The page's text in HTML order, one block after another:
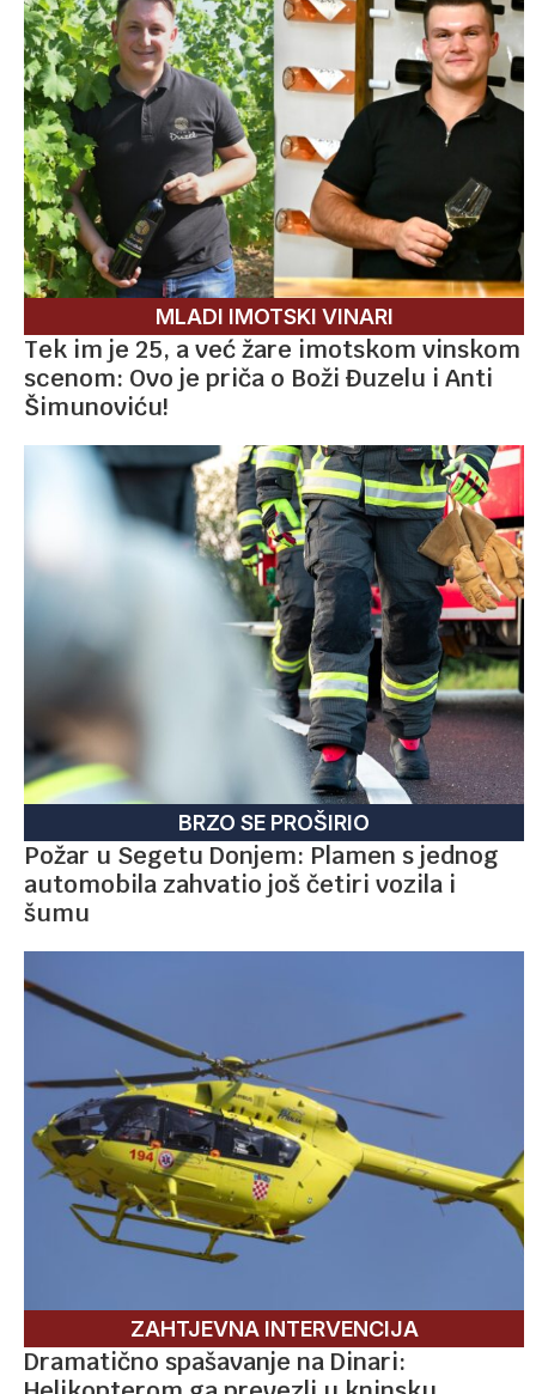
MLADI IMOTSKI VINARI
Tek im je 25, a već žare imotskom vinskom
scenom: Ovo je priča o Boži Đuzelu i Anti
Šimunoviću!
BRZO SE PROŠIRIO
Požar u Segetu Donjem: Plamen s jednog
automobila zahvatio još četiri vozila i
šumu
ZAHTJEVNA INTERVENCIJA
Dramatično spašavanje na Dinari: